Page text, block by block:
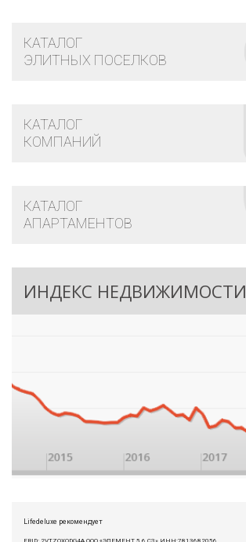
КАТАЛОГ
ЭЛИТНЫХ ПОСЕЛКОВ
КАТАЛОГ
КОМПАНИЙ
КАТАЛОГ
АПАРТАМЕНТОВ
ИНДЕКС НЕДВИЖИМОСТИ
Lifedeluxe рекомендует